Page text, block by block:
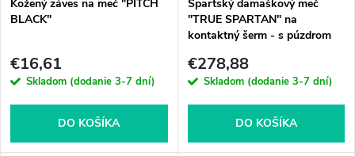
Kožený záves na meč "PITCH
BLACK"
€16,61
Skladom (dodanie 3-7 dní)
DO KOŠÍKA
Spartský damaškový meč
"TRUE SPARTAN" na
kontaktný šerm - s púzdrom
€278,88
Skladom (dodanie 3-7 dní)
DO KOŠÍKA